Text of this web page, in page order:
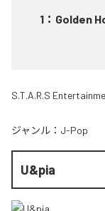
1 ： Golden
S.T.A.R.S
ジャンル： J-Pop
U&pia